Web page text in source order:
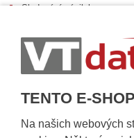
TENTO E-
Na našich webových
Sledování zásilek
Informace k dostupnosti
Obecné informace